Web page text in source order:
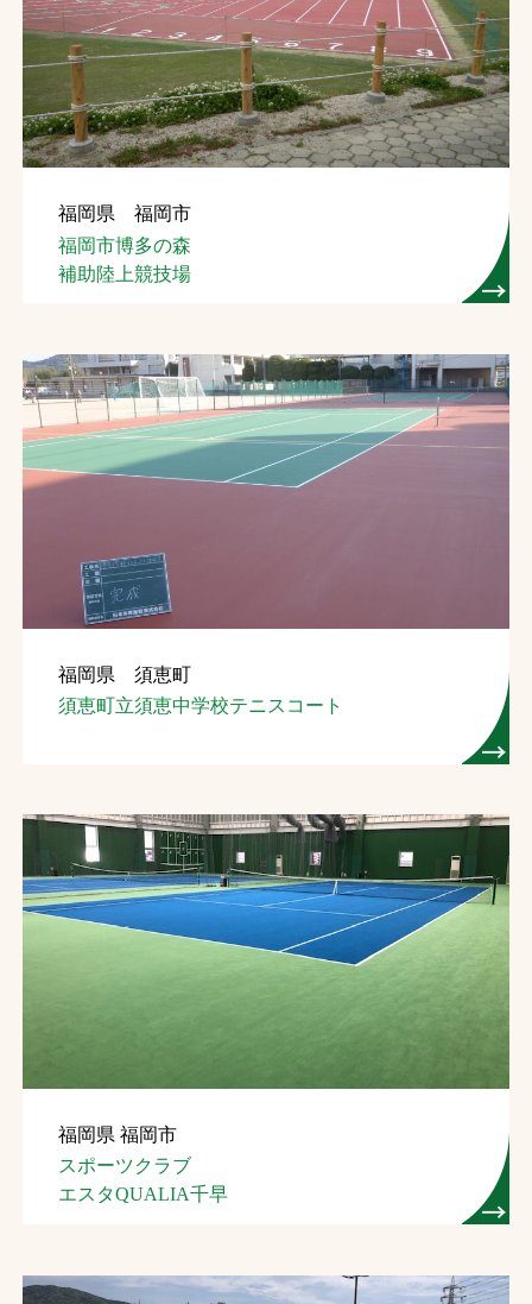
福岡県 福岡市
福岡市博多の森
補助陸上競技場
福岡県 須恵町
須恵町立須恵中学校テニスコート
福岡県 福岡市
スポーツクラブ
エスタQUALIA千早